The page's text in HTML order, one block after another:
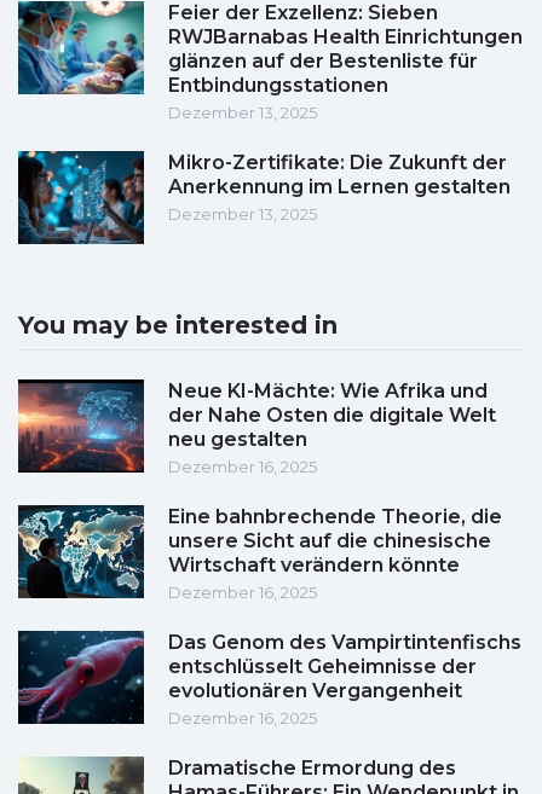
Feier der Exzellenz: Sieben
RWJBarnabas Health Einrichtungen
glänzen auf der Bestenliste für
Entbindungsstationen
Dezember 13, 2025
Mikro-Zertifikate: Die Zukunft der
Anerkennung im Lernen gestalten
Dezember 13, 2025
You may be interested in
Neue KI-Mächte: Wie Afrika und
der Nahe Osten die digitale Welt
neu gestalten
Dezember 16, 2025
Eine bahnbrechende Theorie, die
unsere Sicht auf die chinesische
Wirtschaft verändern könnte
Dezember 16, 2025
Das Genom des Vampirtintenfischs
entschlüsselt Geheimnisse der
evolutionären Vergangenheit
Dezember 16, 2025
Dramatische Ermordung des